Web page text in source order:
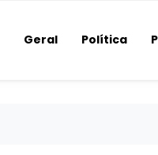
Geral Política